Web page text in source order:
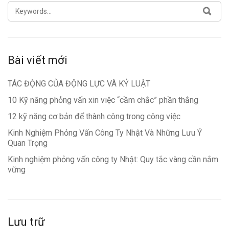
SEARCH
FOR:
Bài viết mới
TÁC ĐỘNG CỦA ĐỘNG LỰC VÀ KỶ LUẬT
10 Kỹ năng phỏng vấn xin việc “cầm chắc” phần thắng
12 kỹ năng cơ bản để thành công trong công việc
Kinh Nghiệm Phỏng Vấn Công Ty Nhật Và Những Lưu Ý
Quan Trọng
Kinh nghiệm phỏng vấn công ty Nhật: Quy tắc vàng cần nắm
vững
Lưu trữ